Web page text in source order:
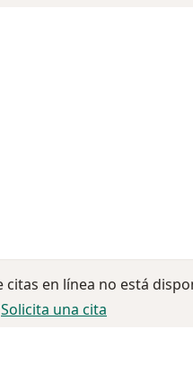
citas en línea no está
Solicita una cita